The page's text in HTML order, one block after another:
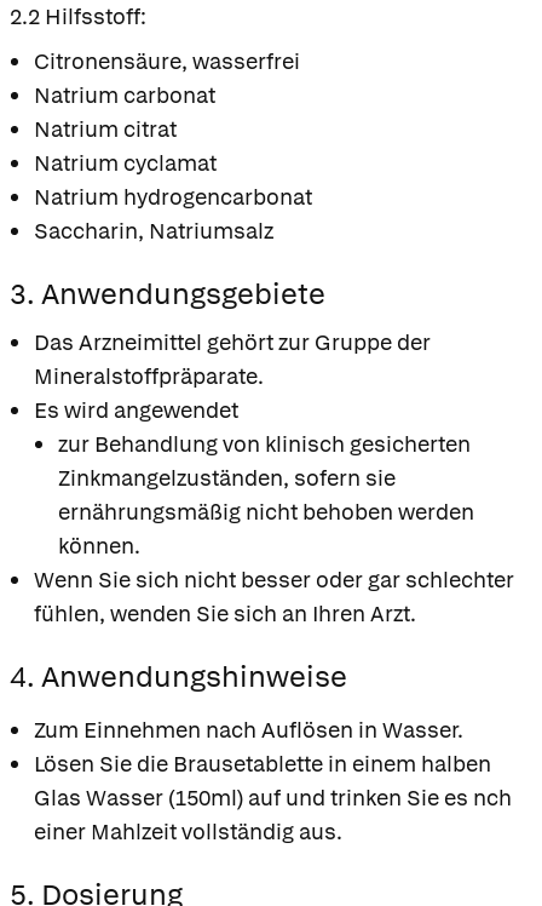
2.2 Hilfsstoff:
Citronensäure, wasserfrei
Natrium carbonat
Natrium citrat
Natrium cyclamat
Natrium hydrogencarbonat
Saccharin, Natriumsalz
3. Anwendungsgebiete
Das Arzneimittel gehört zur Gruppe der
Mineralstoffpräparate.
Es wird angewendet
zur Behandlung von klinisch gesicherten
Zinkmangelzuständen, sofern sie
ernährungsmäßig nicht behoben werden
können.
Wenn Sie sich nicht besser oder gar schlechter
fühlen, wenden Sie sich an Ihren Arzt.
4. Anwendungshinweise
Zum Einnehmen nach Auflösen in Wasser.
Lösen Sie die Brausetablette in einem halben
Glas Wasser (150ml) auf und trinken Sie es nch
einer Mahlzeit vollständig aus.
5. Dosierung